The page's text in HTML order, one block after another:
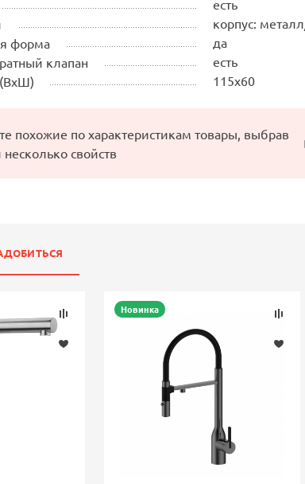
есть
корпус:
форма
да
клапан
есть
115х60
похожие по характеристикам товары, выбрав
свойств
Новинка